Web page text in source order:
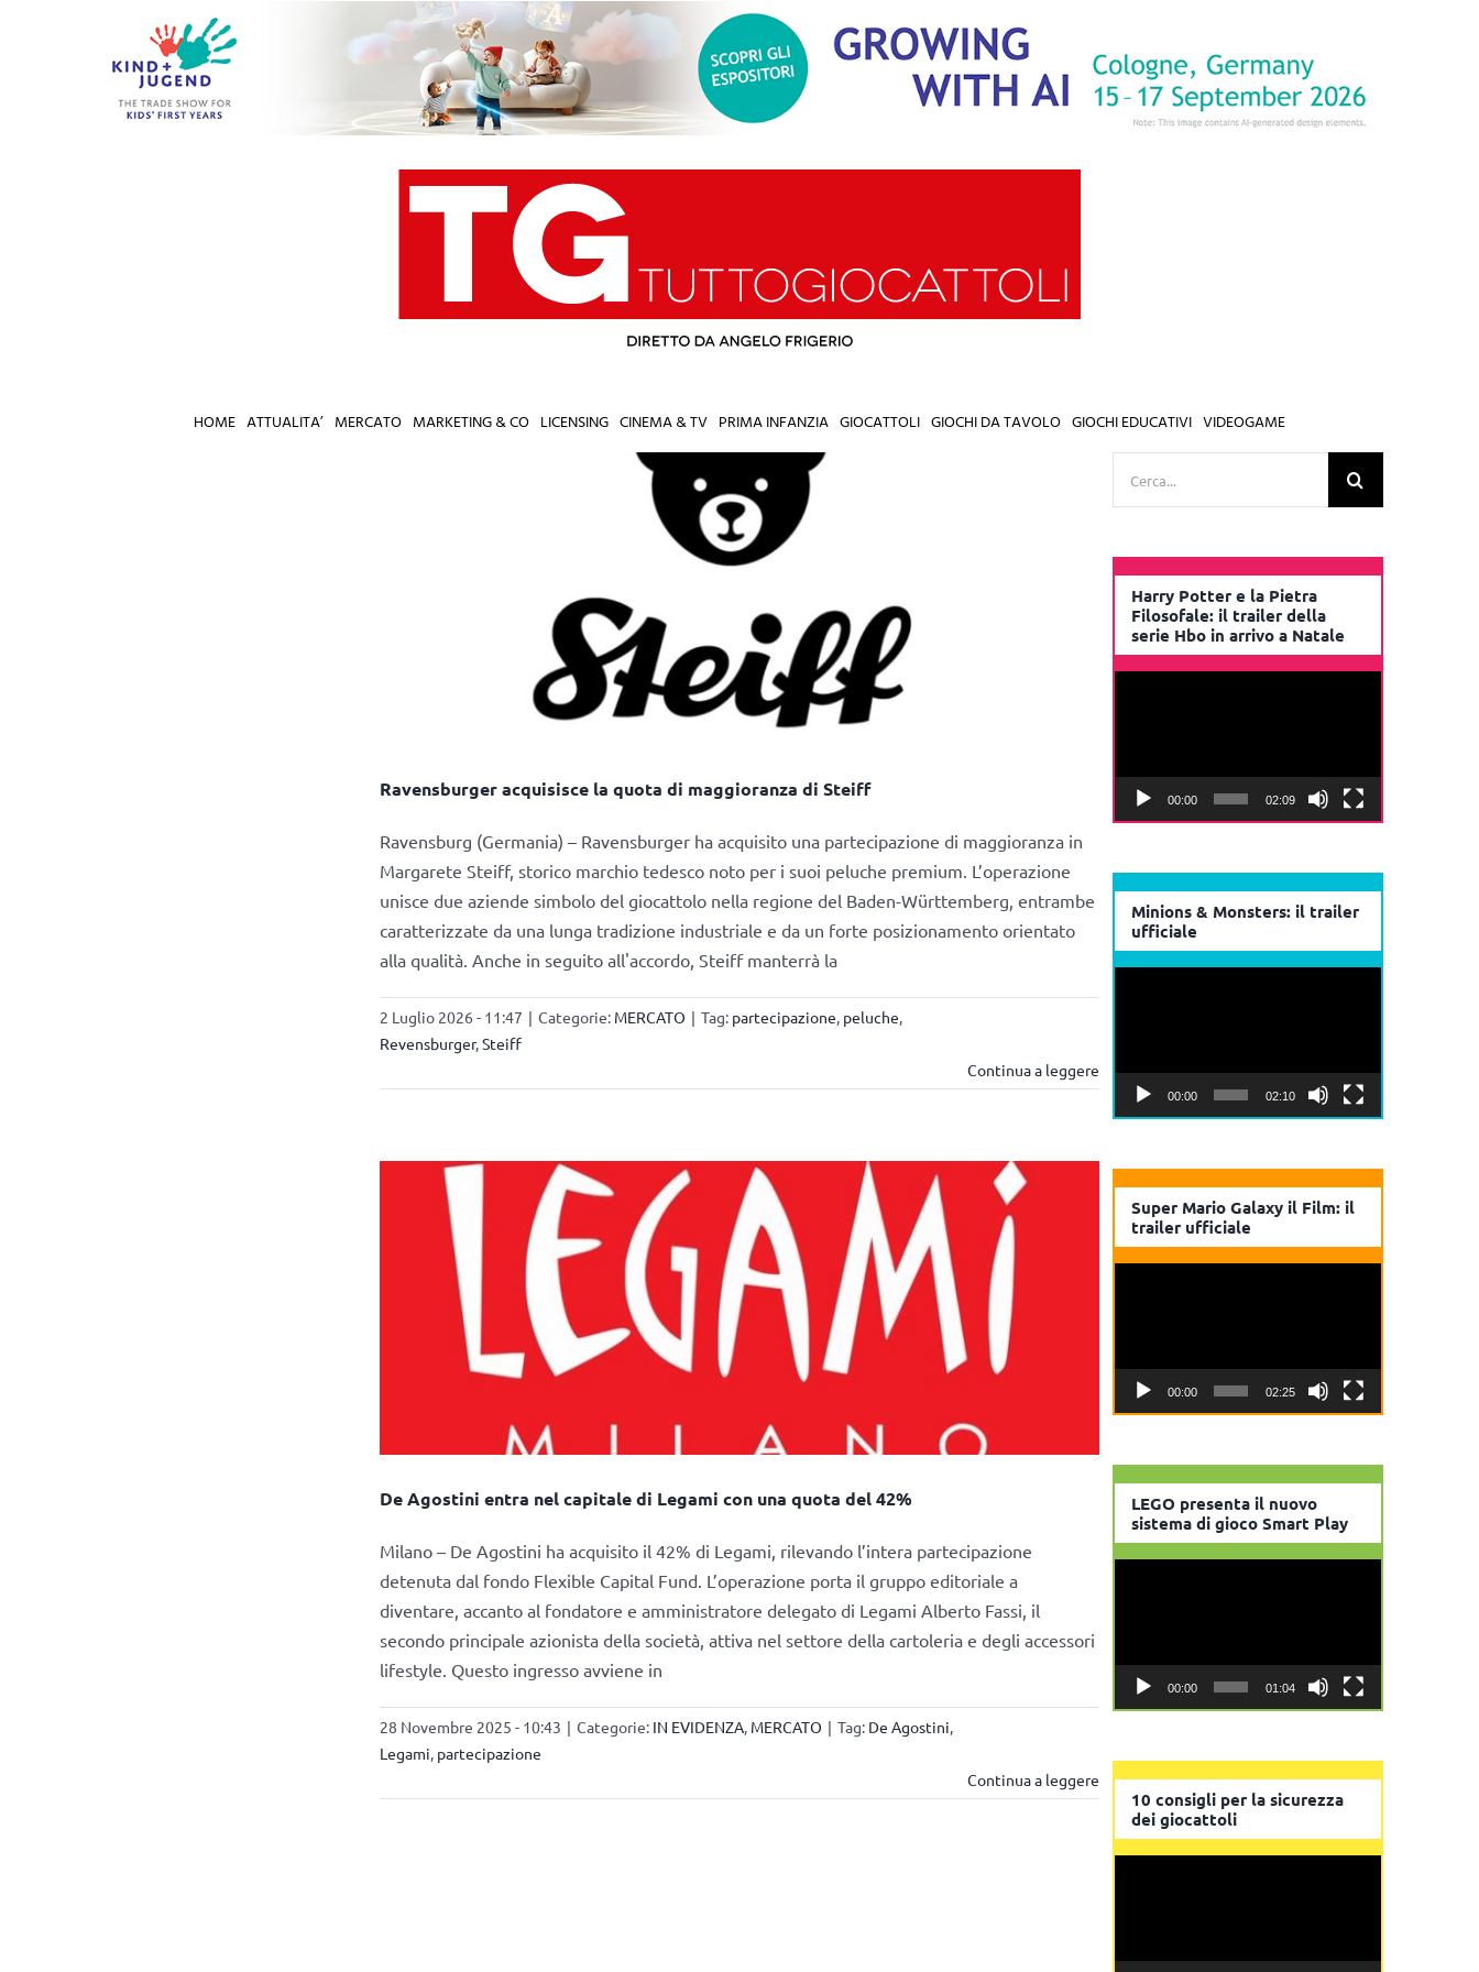
HOME ATTUALITA’ MERCATO MARKETING & CO LICENSING CINEMA & TV PRIMA INFANZIA GIOCATTOLI GIOCHI DA TAVOLO GIOCHI EDUCATIVI VIDEOGAME
Ravensburger acquisisce la quota di maggioranza di Steiff
Ravensburg (Germania) – Ravensburger ha acquisito una partecipazione di maggioranza in
Margarete Steiff, storico marchio tedesco noto per i suoi peluche premium. L’operazione
unisce due aziende simbolo del giocattolo nella regione del Baden-Württemberg, entrambe
caratterizzate da una lunga tradizione industriale e da un forte posizionamento orientato
alla qualità. Anche in seguito all'accordo, Steiff manterrà la
2 Luglio 2026 - 11:47 | Categorie: MERCATO | Tag: partecipazione, peluche,
Revensburger,Steiff
Continua a leggere
De Agostini entra nel capitale di Legami con una quota del 42%
Milano – De Agostini ha acquisito il 42% di Legami, rilevando l’intera partecipazione
detenuta dal fondo Flexible Capital Fund. L’operazione porta il gruppo editoriale a
diventare, accanto al fondatore e amministratore delegato di Legami Alberto Fassi, il
secondo principale azionista della società, attiva nel settore della cartoleria e degli accessori
lifestyle. Questo ingresso avviene in
28 Novembre 2025 - 10:43 | Categorie: IN EVIDENZA, MERCATO | Tag: De Agostini,
Legami, partecipazione
Continua a leggere
Harry Potter e la Pietra
Filosofale: il trailer della
serie Hbo in arrivo a Natale
00:00 02:09
Minions & Monsters: il trailer
ufficiale
00:00 02:10
Super Mario Galaxy il Film: il
trailer ufficiale
00:00 02:25
LEGO presenta il nuovo
sistema di gioco Smart Play
00:00 01:04
10 consigli per la sicurezza
dei giocattoli